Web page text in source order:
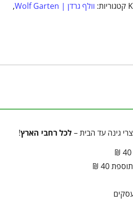
קטגוריות: וולף גרדן | Wolf Garten
,
גינה עד הבית –לכל רחבי הארץ!
40 ₪